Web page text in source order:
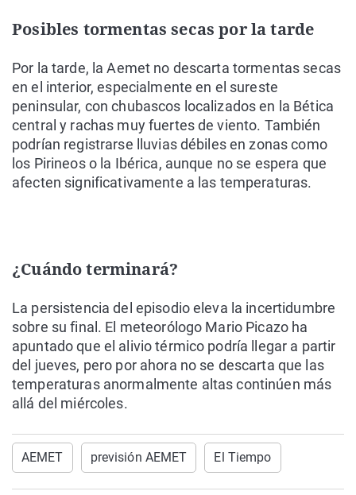
Posibles tormentas secas por la tarde
Por la tarde, la Aemet no descarta tormentas secas
en el interior, especialmente en el sureste
peninsular, con chubascos localizados en la Bética
central y rachas muy fuertes de viento. También
podrían registrarse
lluvias débilesen zonas como
los Pirineos o la Ibérica, aunque no se espera que
afecten significativamente a las temperaturas.
¿Cuándo terminará?
La persistencia del episodio eleva la incertidumbre
sobre su final. El meteorólogo Mario Picazo ha
apuntado que el alivio térmico podría llegar a partir
del jueves, pero por ahora no se descarta que las
temperaturas anormalmente altas continúen más
allá del miércoles.
AEMET previsión AEMET El Tiempo